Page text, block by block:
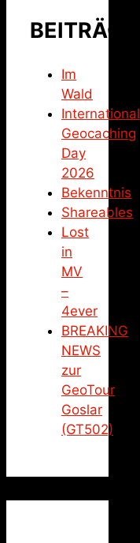
BEITRÄGE
Im
Wald
International
Geocaching
Day
2026
Bekenntnis
Shareables
Lost
in
MV
–
4ever
BREAKING
NEWS
zur
GeoTour
Goslar
(GT502)